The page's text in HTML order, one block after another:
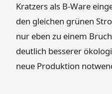
Kratzers als B-Ware
den gleichen grünen
nur eben zu einem
deutlich besserer
neue Produktion